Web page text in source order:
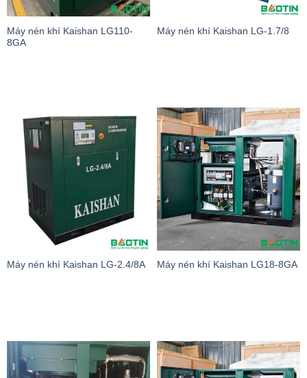
Máy nén khí Kaishan LG110-
8GA
Máy nén khí Kaishan LG-1.7/8
Máy nén khí Kaishan LG-2.4/8A Máy nén khí Kaishan LG18-8GA